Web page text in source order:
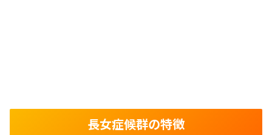
長女症候群の特徴